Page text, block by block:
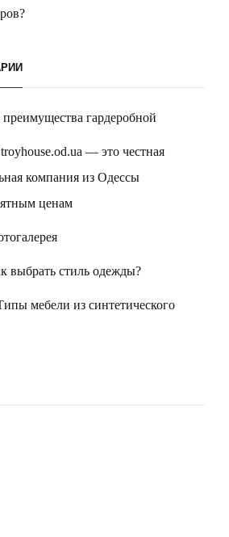
преимущества гардеробной
— это честная
компания из Одессы
ценам
выбрать стиль одежды?
мебели из синтетического